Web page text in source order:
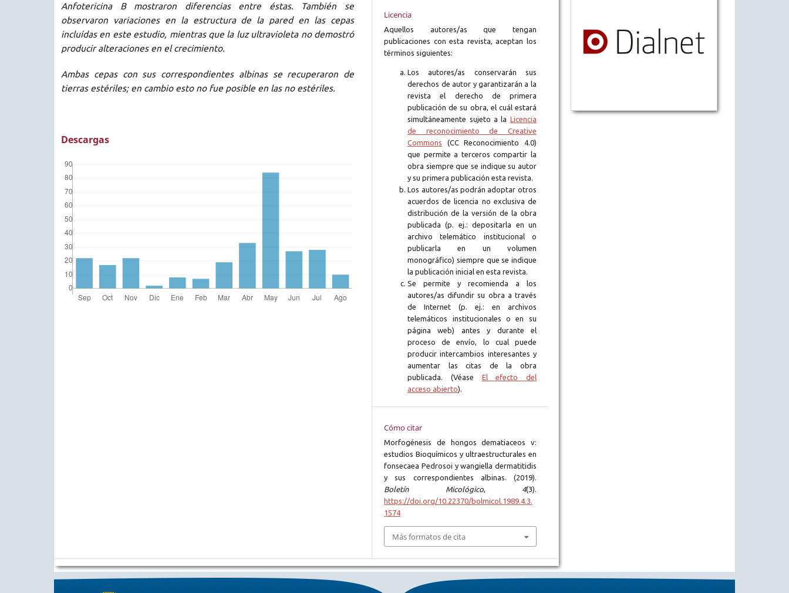
Anfotericina B mostraron diferencias entre éstas. También se
observaron variaciones en la estructura de la pared en las cepas
incluídas en este estudio, mientras que la luz ultravioleta no demostró
producir alteraciones en el crecimiento.
Ambas cepas con sus correspondientes albinas se recuperaron de
tierras estériles; en cambio esto no fue posible en las no estériles.
Descargas
Licencia
Aquellos autores/as que tengan
publicaciones con esta revista, aceptan los
términos siguientes:
Los autores/as conservarán sus
derechos de autor y garantizarán a la
revista el derecho de primera
publicación de su obra, el cuál estará
simultáneamente sujeto a la Licencia
de reconocimiento de Creative
Commons (CC Reconocimiento 4.0)
que permite a terceros compartir la
obra siempre que se indique su autor
y su primera publicación esta revista.
Los autores/as podrán adoptar otros
acuerdos de licencia no exclusiva de
distribución de la versión de la obra
publicada (p. ej.: depositarla en un
archivo telemático institucional o
publicarla en un volumen
monográfico) siempre que se indique
la publicación inicial en esta revista.
Se permite y recomienda a los
autores/as difundir su obra a través
de Internet (p. ej.: en archivos
telemáticos institucionales o en su
página web) antes y durante el
proceso de envío, lo cual puede
producir intercambios interesantes y
aumentar las citas de la obra
publicada. (Véase El efecto del
acceso abierto).
Cómo citar
Morfogénesis de hongos dematiaceos v:
estudios Bioquímicos y ultraestructurales en
fonsecaea Pedrosoi y wangiella dermatitidis
y sus correspondientes albinas. (2019).
Boletín Micológico, 4(3).
https://doi.org/10.22370/bolmicol.1989.4.3.
1574
Más formatos de cita